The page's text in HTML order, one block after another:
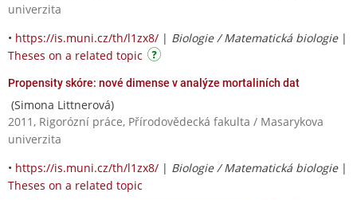
univerzita
• https://is.muni.cz/th/l1zx8/ | Biologie / Matematická biologie|
Theses on a related topic
Propensity skóre: nové dimense v analýze mortaliních dat
(Simona Littnerová)
2011, Rigorózní práce, Přírodovědecká fakulta / Masarykova
univerzita
• https://is.muni.cz/th/l1zx8/ | Biologie / Matematická biologie|
Theses on a related topic